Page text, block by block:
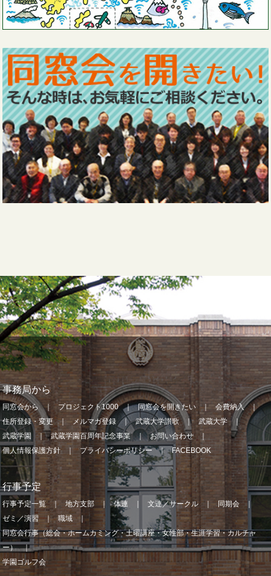
事務局から
同窓会から プロジェクト1000 同窓会を開きたい
会費納入
住所登録・変更
メルマガ登録 武蔵大学讃歌
武蔵大学
武蔵学園
武蔵学園百周年記念事業
お問い合わせ
個人情報保護方針
プライバシーポリシー FACEBOOK
行事予定
行事予定一覧 地方支部 体連 文連／サークル
同期会
ゼミ／演習
職域
同窓会行事（総会・ホームカミング・土曜講座・女性部・生涯学習・カルチャ
ー）
学園ゴルフ会